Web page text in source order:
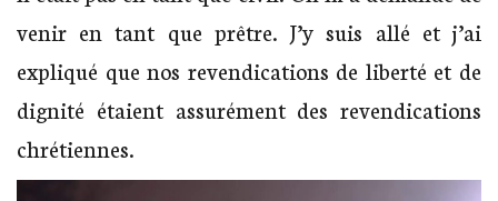
venir en tant que prêtre. J’y suis allé et j’ai
expliqué que nos revendications de liberté et de
dignité étaient assurément des revendications
chrétiennes.